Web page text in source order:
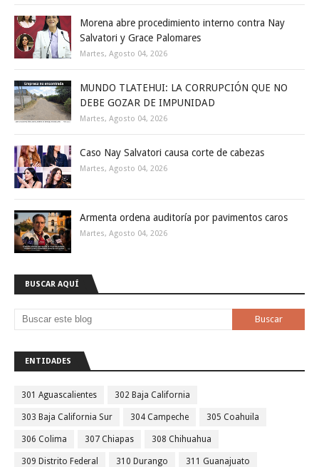
Morena abre procedimiento interno contra Nay
Salvatori y Grace Palomares
Martes, Agosto 04, 2026
MUNDO TLATEHUI: LA CORRUPCIÓN QUE NO
DEBE GOZAR DE IMPUNIDAD
Martes, Agosto 04, 2026
Caso Nay Salvatori causa corte de cabezas
Martes, Agosto 04, 2026
Armenta ordena auditoría por pavimentos caros
Martes, Agosto 04, 2026
BUSCAR AQUÍ
ENTIDADES
301 Aguascalientes 302 Baja California
303 Baja California Sur 304 Campeche 305 Coahuila
306 Colima 307 Chiapas 308 Chihuahua
309 Distrito Federal 310 Durango 311 Guanajuato